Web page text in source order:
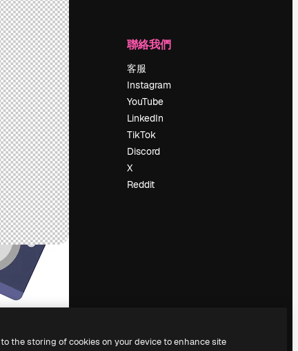
公司
定價
關於我們
評論
工作機會
搜索趨勢
博客
聚會活動
Slidesgo
出售內容
新聞室
正在尋找
magnific.ai
聯絡我們
客服
Instagram
YouTube
LinkedIn
TikTok
Discord
X
Reddit
the storing of cookies on your device to enhance site